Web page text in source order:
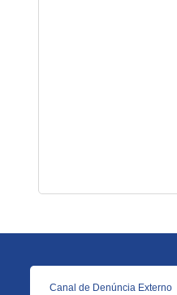
Canal de Denúncia Externo